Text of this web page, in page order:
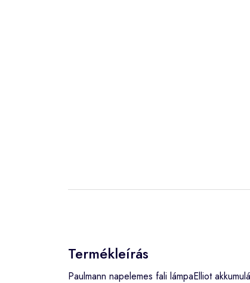
Termékleírás
Paulmann napelemes fali lámpaElliot